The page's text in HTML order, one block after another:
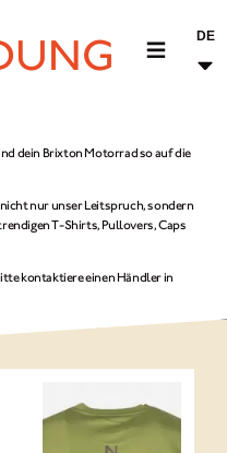
DE
dein Brixton Motorrad so auf die
nicht nur unser Leitspruch, sondern
T-Shirts, Pullovers, Caps
kontaktiere einen Händler in